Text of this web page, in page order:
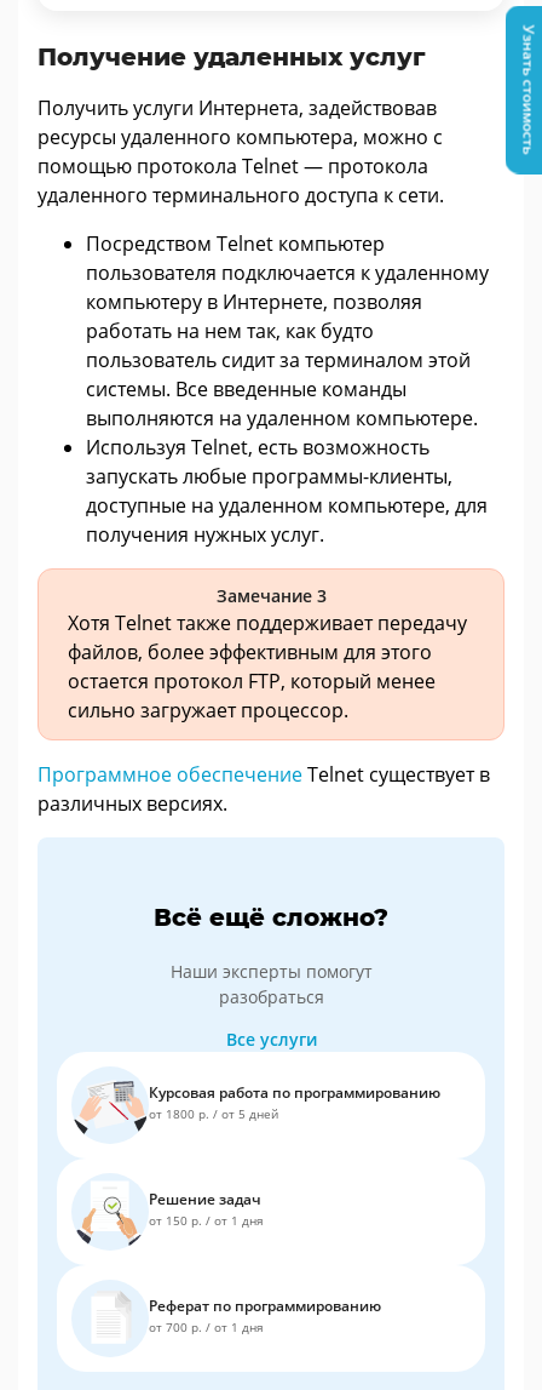
Получение удаленных услуг
Получить услуги Интернета, задействовав
ресурсы удаленного компьютера, можно с
помощью протокола Telnet — протокола
удаленного терминального доступа к сети.
Посредством Telnet компьютер
пользователя подключается к удаленному
компьютеру в Интернете, позволяя
работать на нем так, как будто
пользователь сидит за терминалом этой
системы. Все введенные команды
выполняются на удаленном компьютере.
Используя Telnet, есть возможность
запускать любые программы-клиенты,
доступные на удаленном компьютере, для
получения нужных услуг.
Замечание 3
Хотя Telnet также поддерживает передачу
файлов, более эффективным для этого
остается протокол FTP, который менее
сильно загружает процессор.
Программное обеспечениеTelnet существует в
различных версиях.
Всё ещё сложно?
Наши эксперты помогут
разобраться
Все услуги
Курсовая работа по программированию
от 1800 р. / от 5 дней
Решение задач
от 150 р. / от 1 дня
Реферат по программированию
от 700 р. / от 1 дня
Узнать стоимость